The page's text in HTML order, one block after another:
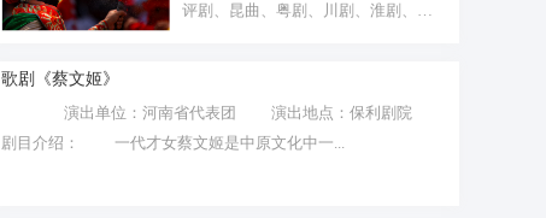
评剧、昆曲、粤剧、川剧、淮剧、晋
歌剧《蔡文姬》
演出单位：河南省代表团 演出地点：保利剧院
剧目介绍： 一代才女蔡文姬是中原文化中一...